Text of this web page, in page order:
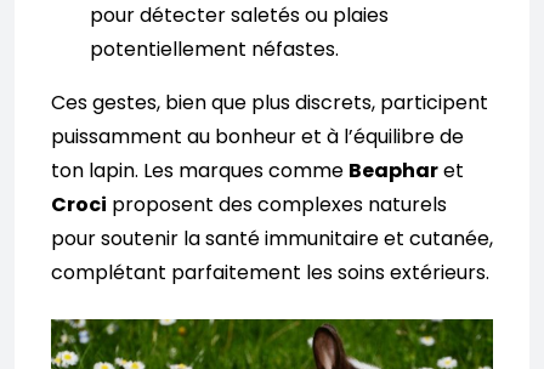
pour détecter saletés ou plaies
potentiellement néfastes.
Ces gestes, bien que plus discrets, participent
puissamment au bonheur et à l’équilibre de
ton lapin. Les marques comme Beapharet
Croci proposent des complexes naturels
pour soutenir la santé immunitaire et cutanée,
complétant parfaitement les soins extérieurs.